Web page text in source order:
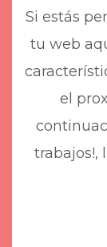
Si estás
tu web
el
trabajos!,